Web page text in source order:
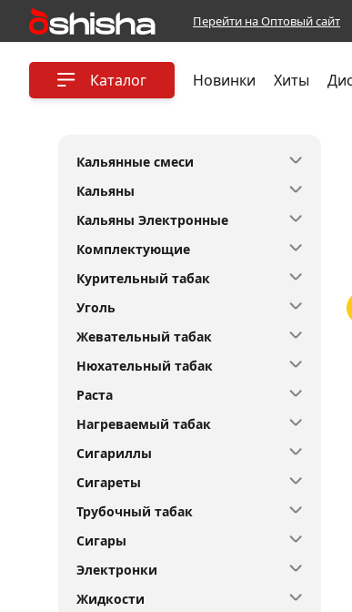
Перейти на Оптовый сайт
Каталог Новинки Хиты
Кальянные смеси
Кальяны
Кальяны Электронные
Комплектующие
Курительный табак
Уголь
Жевательный табак
Нюхательный табак
Раста
Нагреваемый табак
Сигариллы
Сигареты
Трубочный табак
Сигары
Электронки
Жидкости